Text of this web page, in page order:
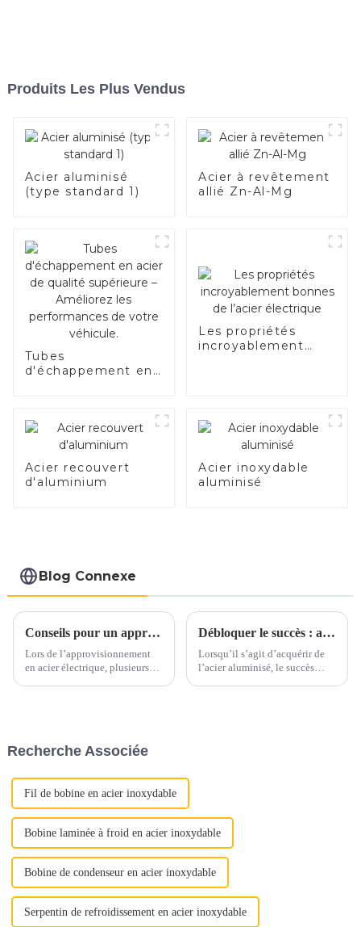
Produits Les Plus Vendus
Acier aluminisé
(type standard 1)
Acier à revêtement
allié Zn-Al-Mg
Tubes
d'échappement en
performances de
votre véhicule.
Les propriétés
incroyablement
Acier recouvert
d'aluminium
Acier inoxydable
aluminisé
Blog Connexe
Conseils pour un approvisionnement en acier électrique en toute confiance
Lors de l’approvisionnement
en acier électrique, plusieurs
votre prise de décision.1.
Débloquer le succès : aspects clés de l’achat d’acier aluminisé
Lorsqu’il s’agit d’acquérir de
l’acier aluminisé, le succès
Recherche Associée
Fil de bobine en acier inoxydable
Bobine laminée à froid en acier inoxydable
Bobine de condenseur en acier inoxydable
Serpentin de refroidissement en acier inoxydable